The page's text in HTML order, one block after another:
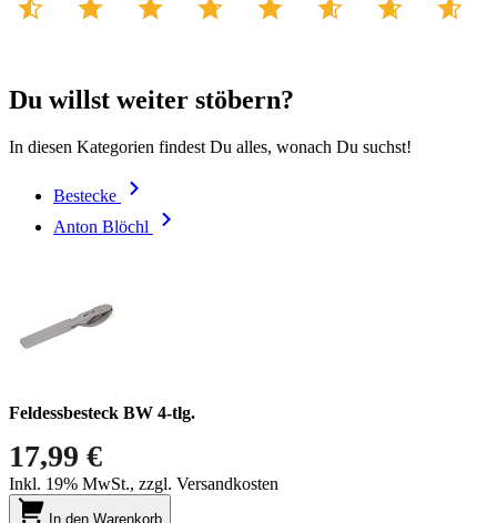
Du willst weiter stöbern?
In diesen Kategorien findest Du alles, wonach Du suchst!
Bestecke
Anton Blöchl
Feldessbesteck BW 4-tlg.
17,99 €
Inkl. 19% MwSt., zzgl. Versandkosten
In den Warenkorb